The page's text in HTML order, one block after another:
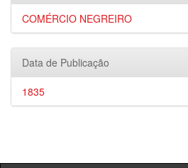
COMÉRCIO NEGREIRO
Data de Publicação
1835